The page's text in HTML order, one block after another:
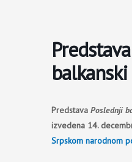
Predstava Poslednji
izvedena 14.
Srpskom narodnom